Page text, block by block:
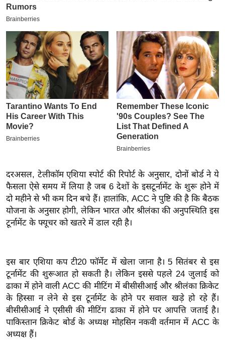
L
2
0
2
6
क्रा
इ
म
ई
-
पे
मि
सा
ल
सा
ल
श
ख्सि
य
त
दरअसल, टेलीकॉम एशिया स्पोर्ट की रिपोर्ट के अनुसार, दोनों बोर्ड ने ये
फैसला ऐसे समय में लिया है जब 6 देशों के इसटूर्नामेंट के शुरू होने में
दो महीने से भी कम दिन बचे हैं। हालांकि, ACC ने पुष्टि की है कि बैठक
योजना के अनुसार होगी, लेकिन भारत और श्रीलंका की अनुपस्थिति इस
टूर्नामेंट के फ्यूचर को खतरे में डाल रही है।
इस बार एशिया कप टी20 फॉर्मेट में खेला जाना है। 5 सितंबर से इस
टूर्नामेंट की शुरूआत हो सकती है। लेकिन इससे पहले 24 जुलाई को
ढाका में होने वाली ACC की मीटिंग में बीसीसीआई और श्रीलंका क्रिकेट
के हिस्सा न लेने से इस टूर्नामेंट के होने पर सवाल खड़े हो रहे हैं।
बीसीसीआई ने एसीसी की मीटिंग ढाका में होने पर आपत्ति जताई है।
पाकिस्तान क्रिकेट बोर्ड के अध्यक्ष मोहसिन नकवी वर्तमान में ACC के
अध्यक्ष हैं।